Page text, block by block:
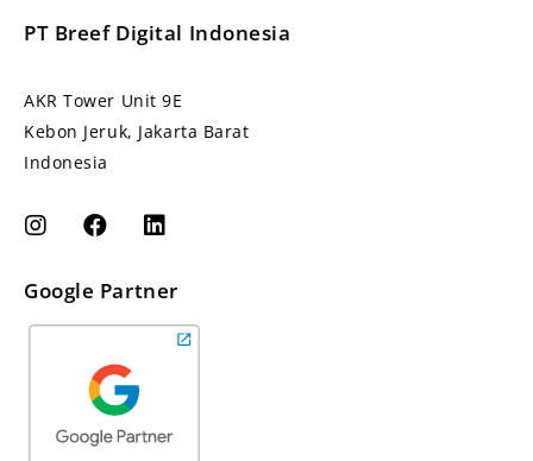
PT Breef Digital Indonesia
AKR Tower Unit 9E
Kebon Jeruk, Jakarta Barat
Indonesia
Google Partner